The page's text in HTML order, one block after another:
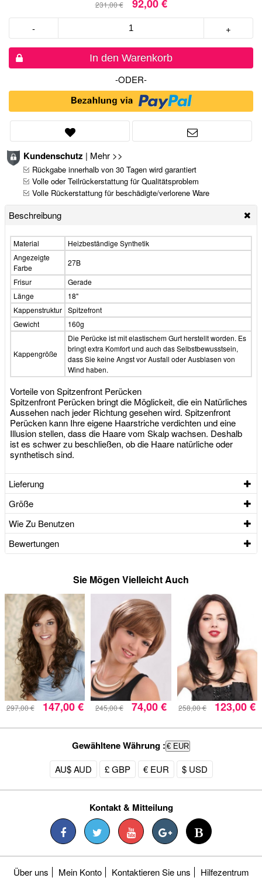
231,00 € 92,00 €
- +
In den Warenkorb
-ODER-
Kundenschutz | Mehr >>
Rückgabe innerhalb von 30 Tagen wird garantiert
Volle oder Teilrückerstattung für Qualitätsproblem
Volle Rückerstattung für beschädigte/verlorene Ware
Beschreibung
Material
Heizbeständige Synthetik
Angezeigte
Farbe
27B
Frisur
Gerade
Länge
18"
Kappenstruktur Spitzefront
Gewicht
160g
Kappengröße
Die Perücke ist mit elastischem Gurt herstellt worden. Es
bringt extra Komfort und auch das Selbstbewusstsein,
dass Sie keine Angst vor Ausfall oder Ausblasen von
Wind haben.
Vorteile von Spitzenfront Perücken
Spitzenfront Perücken bringt die Möglickeit, die ein Natürliches
Aussehen nach jeder Richtung gesehen wird. Spitzenfront
Perücken kann Ihre eigene Haarstriche verdichten und eine
Illusion stellen, dass die Haare vom Skalp wachsen. Deshalb
ist es schwer zu beschließen, ob die Haare natürliche oder
synthetisch sind.
Lieferung
Größe
Wie Zu Benutzen
Bewertungen
Sie Mögen Vielleicht Auch
297,00 € 147,00 € 245,00 € 74,00 € 258,00 € 123,00 €
Gewähltene Währung : € EUR
AU$ AUD £ GBP € EUR $ USD
Kontakt & Mitteilung
Über uns Mein Konto Kontaktieren Sie uns Hilfezentrum